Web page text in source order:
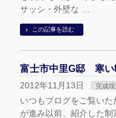
サッシ・外壁な …
この記事を読む
富士市中里G邸 寒い
2012年11月13日 完成
いつもブログをご覧い
が進み以前、紹介した